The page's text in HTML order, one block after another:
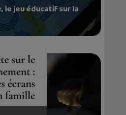
le jeu éducatif sur la